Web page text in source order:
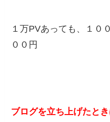
１万PVあっても、１０
００円
ブログを立ち上げたと